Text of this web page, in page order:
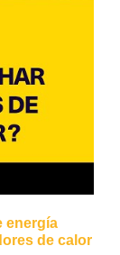
energía
de calor